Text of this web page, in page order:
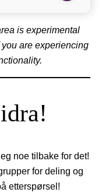
is experimental
are experiencing
noe tilbake for det!
for deling og
etterspørsel!